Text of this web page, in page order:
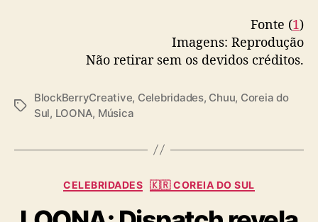
e
r
i
C
Fonte (1)
Imagens: Reprodução
Não retirar sem os devidos créditos.
T
s
BlockBerryCreative, Celebridades, Chuu, Coreia do
Sul, LOONA, Música
C
t
CELEBRIDADES 🇰🇷 COREIA DO SUL